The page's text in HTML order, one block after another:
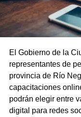
El Gobierno de la
representantes de
provincia de Río
capacitaciones
podrán elegir entre
digital para redes